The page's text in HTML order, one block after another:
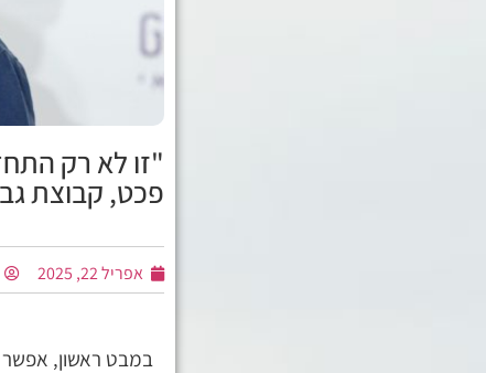
"זו לא רק
פכט, קבוצת
אפריל 22, 2025
במבט ראשון, אפשר